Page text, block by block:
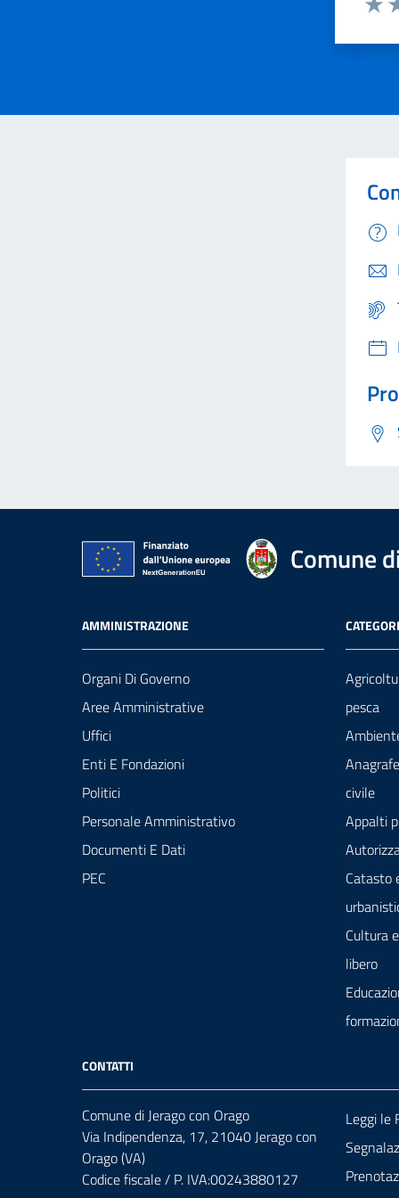
Comune
AMMINISTRAZIONE
Organi Di Governo
Aree Amministrative
Uffici
Enti E Fondazioni
Politici
Personale Amministrativo
Documenti E Dati
PEC
pesca
civile
Appalti
Catasto
Cultura
libero
CONTATTI
Comune di Jerago con Orago
Via Indipendenza, 17, 21040 Jerago con
Orago (VA)
Codice fiscale / P. IVA:00243880127
Leggi le